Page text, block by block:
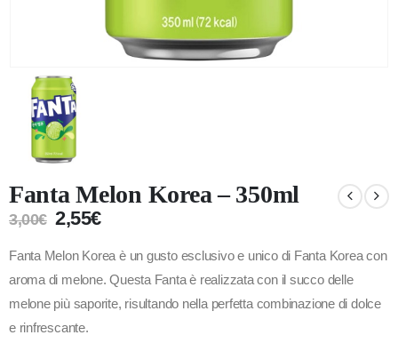
AREE
REMOTE
Fanta Melon Korea – 350ml
3,00€ 2,55€
Fanta Melon Korea è un gusto esclusivo e unico di Fanta Korea con
aroma di melone. Questa Fanta è realizzata con il succo delle
melone più saporite, risultando nella perfetta combinazione di dolce
e rinfrescante.